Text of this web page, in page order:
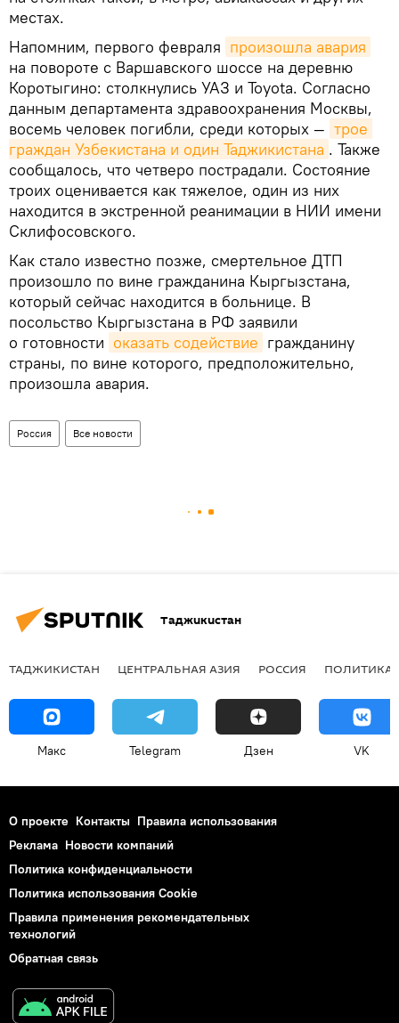
местах.
Напомним, первого февраля произошла авария
на повороте с Варшавского шоссе на деревню
Коротыгино: столкнулись УАЗ и Toyota. Согласно
данным департамента здравоохранения Москвы,
восемь человек погибли, среди которых — трое
граждан Узбекистана и один Таджикистана . Также
сообщалось, что четверо пострадали. Состояние
троих оценивается как тяжелое, один из них
находится в экстренной реанимации в НИИ имени
Склифосовского.
Как стало известно позже, смертельное ДТП
произошло по вине гражданина Кыргызстана,
который сейчас находится в больнице. В
посольство Кыргызстана в РФ заявили
о готовности оказать содействие гражданину
страны, по вине которого, предположительно,
произошла авария.
Россия Все новости
Таджикистан
ТАДЖИКИСТАН ЦЕНТРАЛЬНАЯ АЗИЯ РОССИЯ ПОЛИТИКА
Макс Telegram Дзен VK
О проекте Контакты Правила использования
Реклама Новости компаний
Политика конфиденциальности
Политика использования Cookie
Правила применения рекомендательных
технологий
Обратная связь